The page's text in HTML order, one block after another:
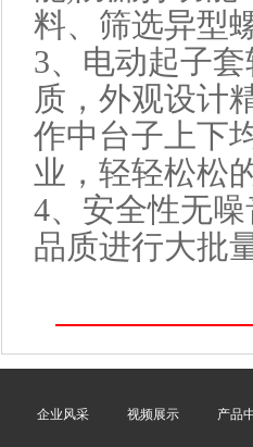
料、筛选异型
3、电动起子
质，外观设计
作中台子上下
业，轻轻松松
4、安全性无
品质进行大批
企业风采 视频展示 产品